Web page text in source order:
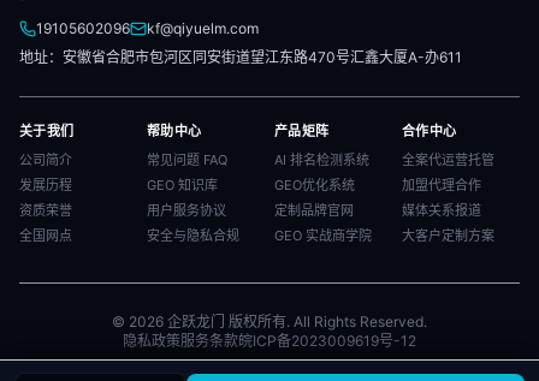
19105602096
kf@qiyuelm.com
地址：安徽省合肥市包河区同安街道望江东路470号汇鑫大厦A-办611
关于我们
公司简介
发展历程
资质荣誉
全国网点
帮助中心
常见问题 FAQ
GEO 知识库
用户服务协议
安全与隐私合规
产品矩阵
AI 排名检测系统
GEO优化系统
定制品牌官网
GEO 实战商学院
合作中心
全案代运营托管
加盟代理合作
媒体关系报道
大客户定制方案
© 2026 企跃龙门 版权所有. All Rights Reserved.
隐私政策服务条款皖ICP备2023009619号-12